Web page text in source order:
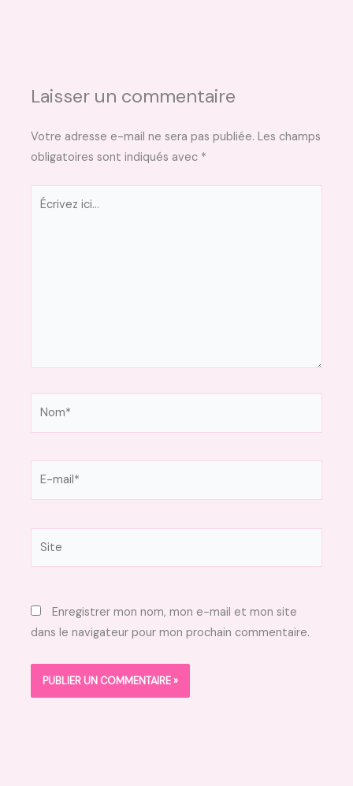
Laisser un commentaire
Votre adresse e-mail ne sera pas publiée. Les champs
obligatoires sont indiqués avec *
Écrivez
Enregistrer mon nom, mon e-mail et mon site
dans le navigateur pour mon prochain commentaire.